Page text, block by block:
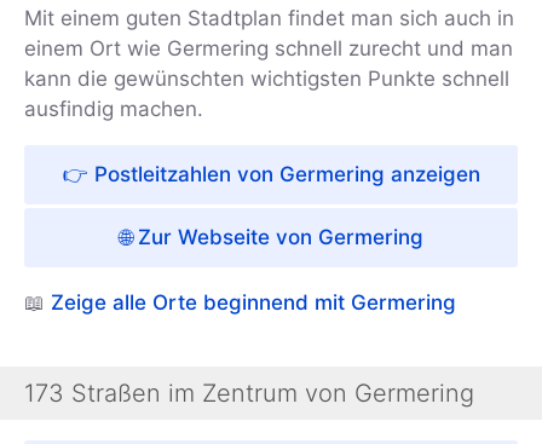
Mit einem guten Stadtplan findet man sich auch in
einem Ort wie Germering schnell zurecht und man
kann die gewünschten wichtigsten Punkte schnell
ausfindig machen.
👉 Postleitzahlen von Germering anzeigen
🌐 Zur Webseite von Germering
📖 Zeige alle Orte beginnend mit Germering
173 Straßen im Zentrum von Germering